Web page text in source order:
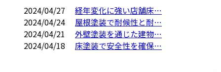
2024/04/27
経年変化に強い店舗床…
2024/04/24
屋根塗装で耐候性と耐…
2024/04/21
外壁塗装を通じた建物…
2024/04/18
床塗装で安全性を確保…